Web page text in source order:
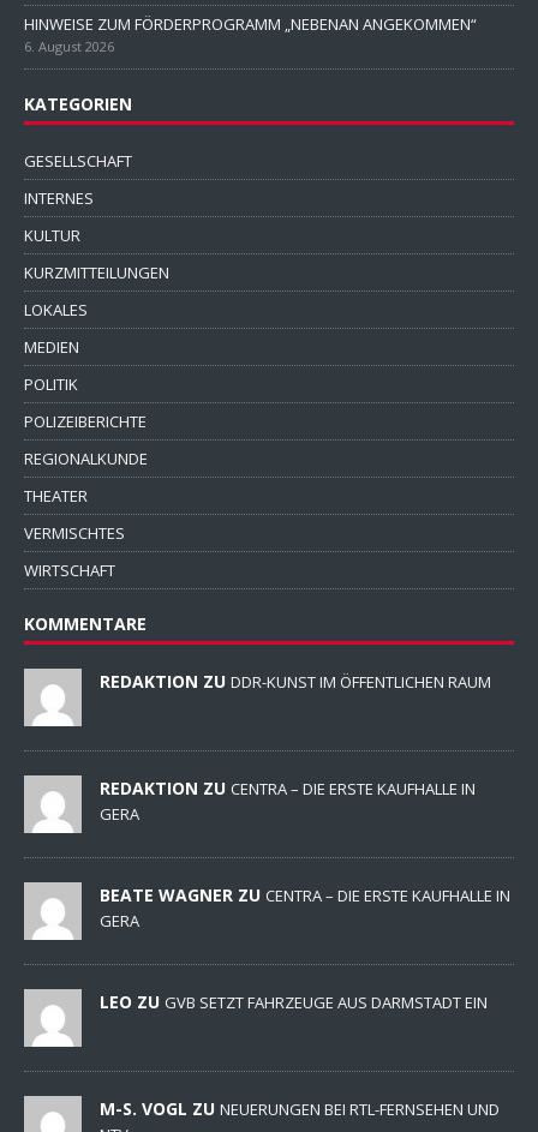
HINWEISE ZUM FÖRDERPROGRAMM „NEBENAN ANGEKOMMEN“
6. August 2026
KATEGORIEN
GESELLSCHAFT
INTERNES
KULTUR
KURZMITTEILUNGEN
LOKALES
MEDIEN
POLITIK
POLIZEIBERICHTE
REGIONALKUNDE
THEATER
VERMISCHTES
WIRTSCHAFT
KOMMENTARE
REDAKTION ZU DDR-KUNST IM ÖFFENTLICHEN RAUM
REDAKTION ZU CENTRA – DIE ERSTE KAUFHALLE IN
GERA
BEATE WAGNER ZU CENTRA – DIE ERSTE KAUFHALLE IN
GERA
LEO ZU GVB SETZT FAHRZEUGE AUS DARMSTADT EIN
M-S. VOGL ZU NEUERUNGEN BEI RTL-FERNSEHEN UND